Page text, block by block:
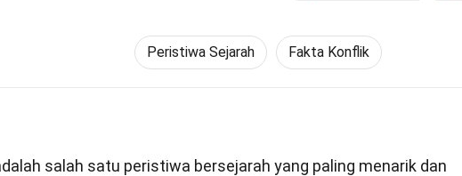
Peristiwa Sejarah Fakta Konflik
salah satu peristiwa bersejarah yang paling menarik dan